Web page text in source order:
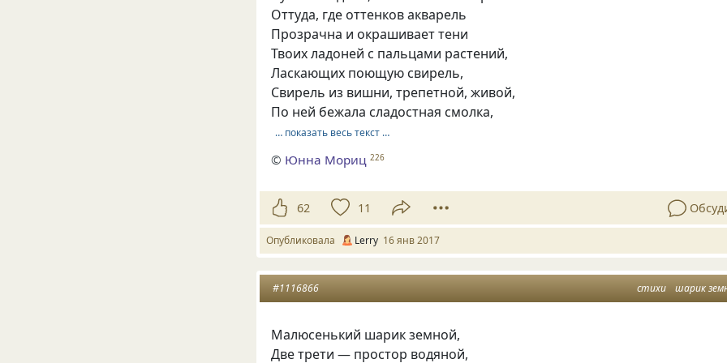
Оттуда, где оттенков акварель
Прозрачна и окрашивает тени
Твоих ладоней с пальцами растений,
Ласкающих поющую свирель,
Свирель из вишни, трепетной, живой,
По ней бежала сладостная смолка,
… показать весь текст …
© Юнна Мориц 226
62 11
Опубликовала Lerry 16 янв 2017
стихи шарик
#1116866
Малюсенький шарик земной,
Две трети — простор водяной,